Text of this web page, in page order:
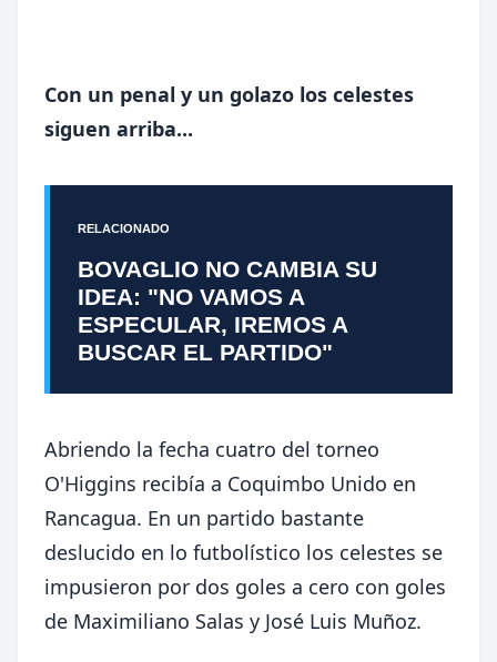
Con un penal y un golazo los celestes
siguen arriba...
RELACIONADO
BOVAGLIO NO CAMBIA SU
IDEA: "NO VAMOS A
ESPECULAR, IREMOS A
BUSCAR EL PARTIDO"
Abriendo la fecha cuatro del torneo
O'Higgins recibía a Coquimbo Unido en
Rancagua. En un partido bastante
deslucido en lo futbolístico los celestes se
impusieron por dos goles a cero con goles
de Maximiliano Salas y José Luis Muñoz.